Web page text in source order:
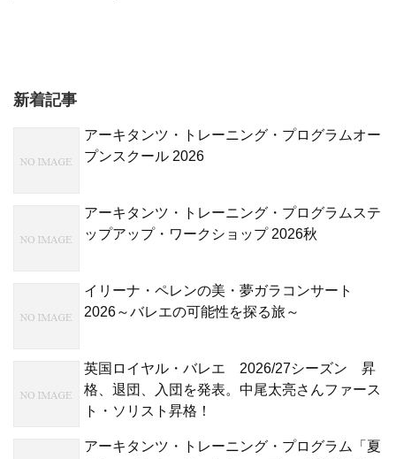
新着記事
アーキタンツ・トレーニング・プログラムオー
プンスクール 2026
アーキタンツ・トレーニング・プログラムステ
ップアップ・ワークショップ 2026秋
イリーナ・ペレンの美・夢ガラコンサート
2026～バレエの可能性を探る旅～
英国ロイヤル・バレエ 2026/27シーズン 昇
格、退団、入団を発表。中尾太亮さんファース
ト・ソリスト昇格！
アーキタンツ・トレーニング・プログラム「夏